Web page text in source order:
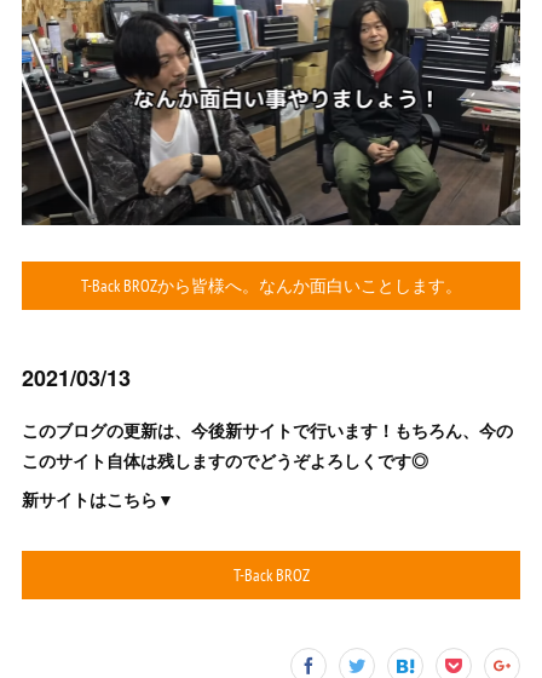
T-Back BROZから皆様へ。なんか面白いことします。
2021/03/13
このブログの更新は、今後新サイトで行います！もちろん、今の
このサイト自体は残しますのでどうぞよろしくです◎
新サイトはこちら▼
T-Back BROZ